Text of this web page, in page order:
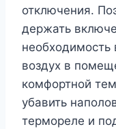
отключения.
держать
необходимость
воздух в
комфортной
убавить
термореле и